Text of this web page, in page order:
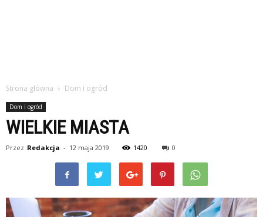
Strona główna Dom i ogród
Dom i ogród
WIELKIE MIASTA
Przez Redakcja - 12 maja 2019 1420 0